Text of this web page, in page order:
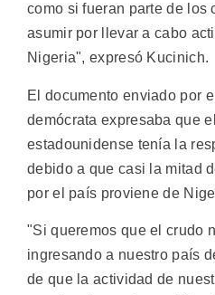
como si fueran parte de los
asumir por llevar a cabo
Nigeria", expresó Kucinich.
El documento enviado por
demócrata expresaba que
estadounidense tenía la
debido a que casi la mitad
por el país proviene de
"Si queremos que el crudo
ingresando a nuestro país
de que la actividad de